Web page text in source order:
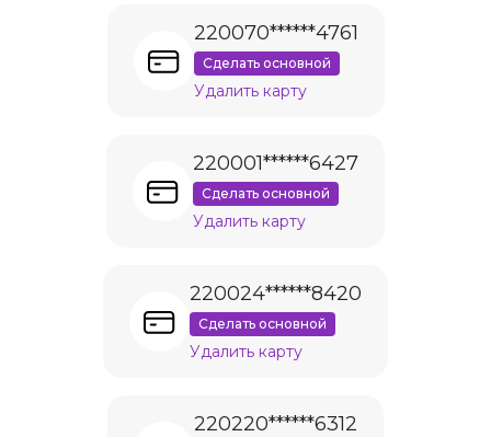
220070******4761
Сделать основной
Удалить карту
220001******6427
Сделать основной
Удалить карту
220024******8420
Сделать основной
Удалить карту
220220******6312